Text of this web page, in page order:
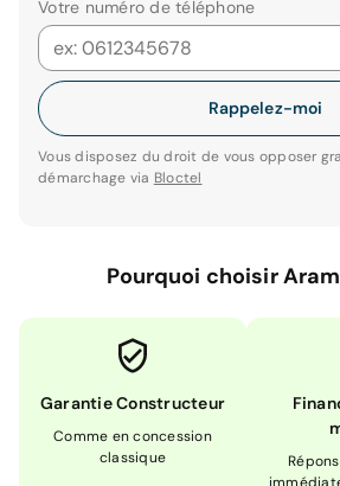
Votre numéro de téléphone
Rappelez-moi
Vous disposez du droit de vous opposer
démarchage via Bloctel
Pourquoi choisir
Garantie Constructeur
Comme en concession
classique